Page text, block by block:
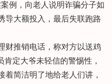
例，向老人说明诈骗分子如
导大额投入，最后失联跑路
推销电话，称对方以送鸡
定大爷未轻信的警惕性，
着简洁明了地给老人们讲，